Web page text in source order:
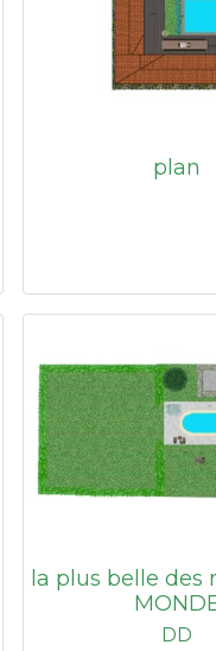
plan
la plus belle des
DD